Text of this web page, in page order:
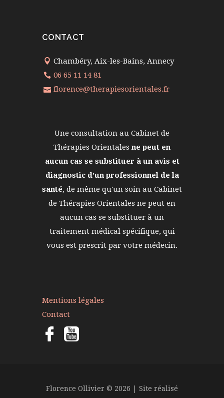
CONTACT
Chambéry, Aix-les-Bains, Annecy
06 65 11 14 81
florence@therapiesorientales.fr
Une consultation au Cabinet de
Thérapies Orientalesne peut en
aucun cas se substituer à un avis et
diagnostic d'un professionnel de la
santé, de même qu'un soin au Cabinet
de Thérapies Orientales ne peut en
aucun cas se substituer à un
traitement médical spécifique, qui
vous est prescrit par votre médecin.
Mentions légales
Contact
Florence Ollivier © 2026 | Site réalisé